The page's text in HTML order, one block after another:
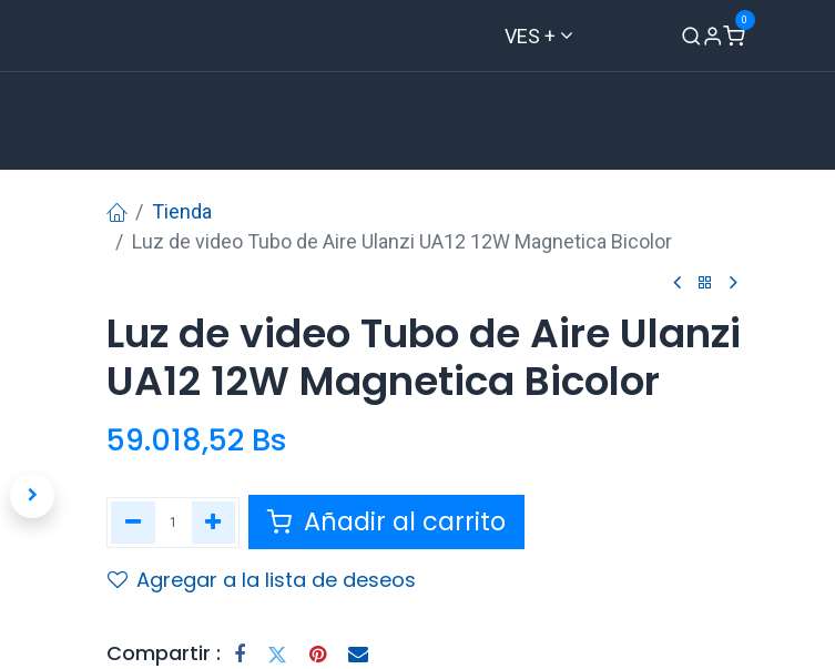
VES +
0
Tienda
Luz de video Tubo de Aire Ulanzi UA12 12W Magnetica Bicolor
Luz de video Tubo de Aire Ulanzi
UA12 12W Magnetica Bicolor
59.018,52 Bs
Añadir al carrito
Agregar a la lista de deseos
Compartir :